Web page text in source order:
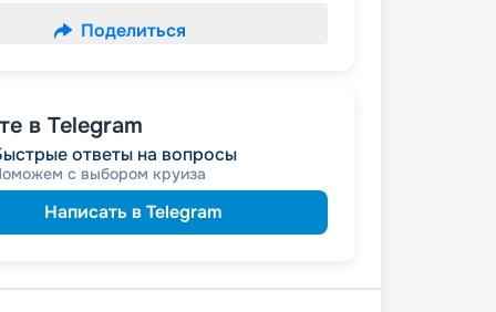
Поделиться
в Telegram
ответы на вопросы
с выбором круиза
Написать в Telegram